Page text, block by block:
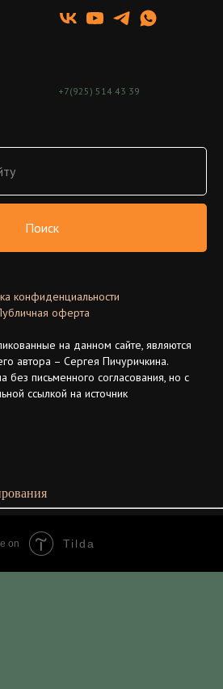
+7(925) 514 43 39
Поиск
конфиденциальности
оферта
на данном сайте, являются
автора – Сергея Пичуричкина.
без письменного согласования, но с
ссылкой на источник
on Tilda